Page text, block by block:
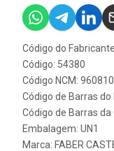
Código do
Código: 54380
Código NCM:
Código de Barras
Código de Barras
Embalagem: UN1
Marca: FABER